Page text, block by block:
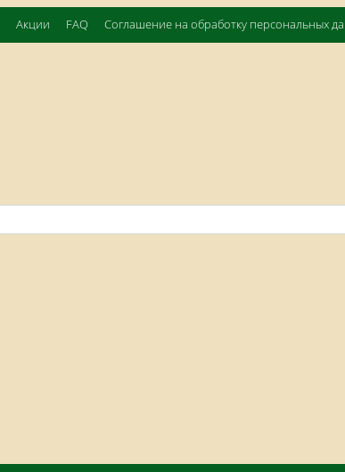
Акции FAQ Соглашение на обработку персональных